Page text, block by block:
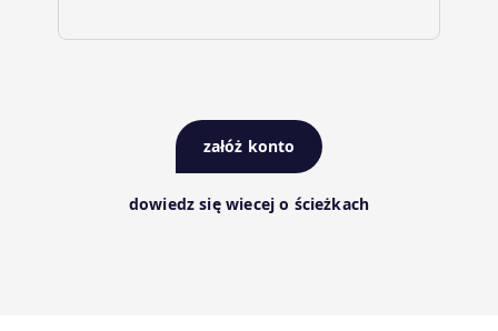
załóż konto
dowiedz się wiecej o ścieżkach